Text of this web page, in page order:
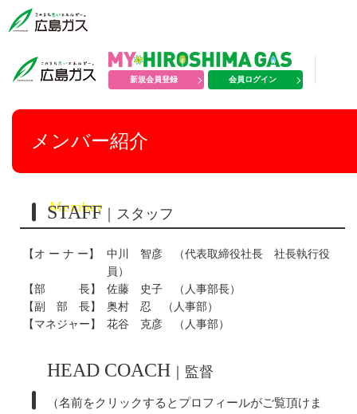
新規会員登録 会員ログイン
メンバー紹介
Member
STAFF ｜スタッフ
【オ ー ナ ー】
中川 智彦 （代表取締役社長 社長執行役
員）
【部 長】
佐藤 史子 （人事部長）
【副 部 長】
奥村 忍 （人事部）
【マネジャー】
花谷 克彦 （人事部）
HEAD COACH ｜監督
（名前をクリックするとプロフィールがご覧頂けま